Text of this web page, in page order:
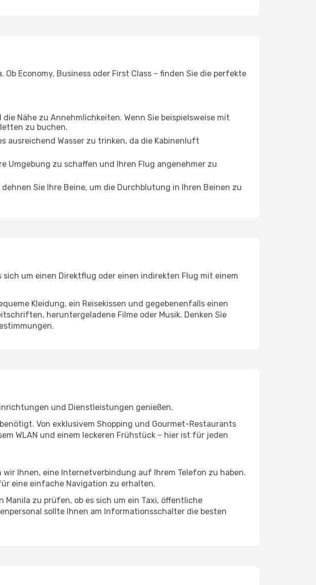
Economy, Business oder First Class – finden Sie die perfekte
Nähe zu Annehmlichkeiten. Wenn Sie beispielsweise mit
zu buchen.
ausreichend Wasser zu trinken, da die Kabinenluft
Umgebung zu schaffen und Ihren Flug angenehmer zu
Sie Ihre Beine, um die Durchblutung in Ihren Beinen zu
um einen Direktflug oder einen indirekten Flug mit einem
Kleidung, ein Reisekissen und gegebenenfalls einen
heruntergeladene Filme oder Musik. Denken Sie
und Dienstleistungen genießen.
Von exklusivem Shopping und Gourmet-Restaurants
WLAN und einem leckeren Frühstück – hier ist für jeden
Ihnen, eine Internetverbindung auf Ihrem Telefon zu haben.
eine einfache Navigation zu erhalten.
zu prüfen, ob es sich um ein Taxi, öffentliche
sollte Ihnen am Informationsschalter die besten